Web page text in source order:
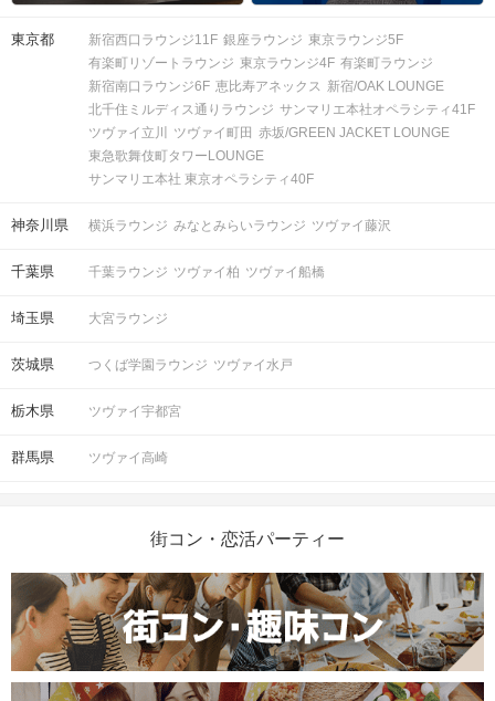
東京都 新宿西口ラウンジ11F 銀座ラウンジ 東京ラウンジ5F
有楽町リゾートラウンジ 東京ラウンジ4F 有楽町ラウンジ
新宿南口ラウンジ6F 恵比寿アネックス 新宿/OAK LOUNGE
北千住ミルディス通りラウンジ サンマリエ本社オペラシティ41F
ツヴァイ立川
ツヴァイ町田 赤坂/GREEN JACKET LOUNGE
東急歌舞伎町タワーLOUNGE
サンマリエ本社 東京オペラシティ40F
神奈川県 横浜ラウンジ みなとみらいラウンジ ツヴァイ藤沢
千葉県 千葉ラウンジ ツヴァイ柏 ツヴァイ船橋
埼玉県 大宮ラウンジ
茨城県 つくば学園ラウンジ ツヴァイ水戸
栃木県 ツヴァイ宇都宮
群馬県 ツヴァイ高崎
街コン・恋活パーティー